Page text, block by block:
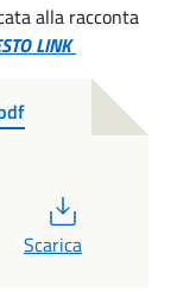
alla racconta
LINK
Scarica